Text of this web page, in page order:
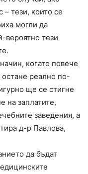
– тези, които се
могли да
вероятно тези
когато повече
остане реално по-
ще се стигне
на заплатите,
заведения, а
д-р Павлова,
да бъдат